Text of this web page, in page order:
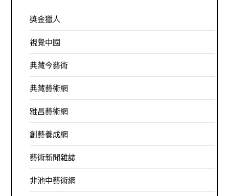
獎金獵人
視覺中國
典藏今藝術
典藏藝術網
雅昌藝術網
創藝養成網
藝術新聞雜誌
非池中藝術網